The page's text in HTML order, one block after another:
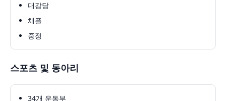
대강당
채플
중정
스포츠 및 동아리
34개 운동부